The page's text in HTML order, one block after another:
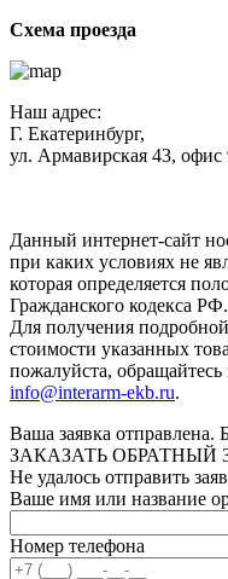
Схема проезда
Наш адрес:
Г. Екатеринбург,
ул. Армавирская 43, офис
Данный интернет-сайт
при каких условиях не
которая определяется
Гражданского кодекса РФ.
Для получения
стоимости указанных
пожалуйста,
info@interarm-ekb.ru.
Ваша заявка отправлена.
ЗАКАЗАТЬ ОБРАТНЫЙ
Не удалось отправить
Ваше имя или название
Номер телефона